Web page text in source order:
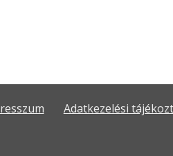
Adatkezelési